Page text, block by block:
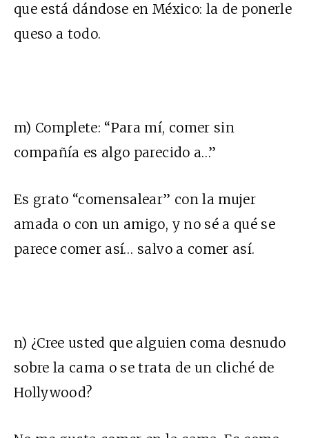
que está dándose en México: la de ponerle
queso a todo.
m) Complete: “Para mí, comer sin
compañía es algo parecido a…”
Es grato “comensalear” con la mujer
amada o con un amigo, y no sé a qué se
parece comer así… salvo a comer así.
n) ¿Cree usted que alguien coma desnudo
sobre la cama o se trata de un cliché de
Hollywood?